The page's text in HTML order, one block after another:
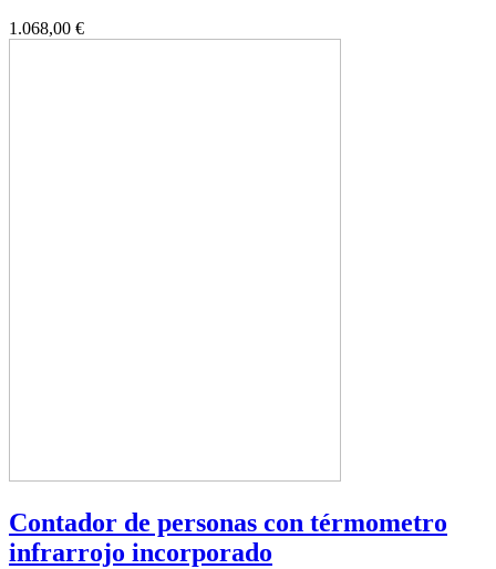
1.068,00 €
Contador de personas con térmometro
infrarrojo incorporado